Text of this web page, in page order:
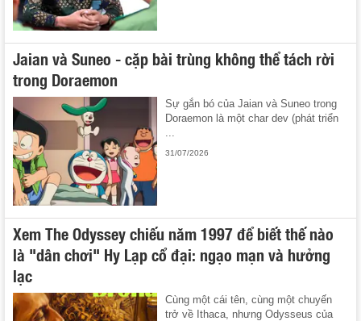
Jaian và Suneo - cặp bài trùng không thể tách rời
trong Doraemon
Sự gắn bó của Jaian và Suneo trong
Doraemon là một char dev (phát triển
...
31/07/2026
Xem The Odyssey chiếu năm 1997 để biết thế nào
là "dân chơi" Hy Lạp cổ đại: ngạo mạn và hưởng
lạc
Cùng một cái tên, cùng một chuyến
trở về Ithaca, nhưng Odysseus của